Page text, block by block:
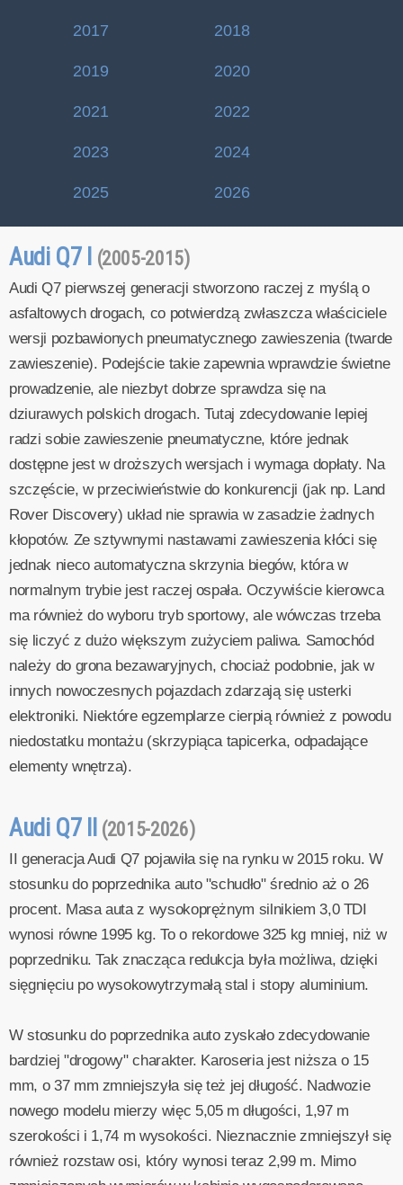
2017 2018
2019 2020
2021 2022
2023 2024
2025 2026
Audi Q7 I (2005-2015)
Audi Q7 pierwszej generacji stworzono raczej z myślą o
asfaltowych drogach, co potwierdzą zwłaszcza właściciele
wersji pozbawionych pneumatycznego zawieszenia (twarde
zawieszenie). Podejście takie zapewnia wprawdzie świetne
prowadzenie, ale niezbyt dobrze sprawdza się na
dziurawych polskich drogach. Tutaj zdecydowanie lepiej
radzi sobie zawieszenie pneumatyczne, które jednak
dostępne jest w droższych wersjach i wymaga dopłaty. Na
szczęście, w przeciwieństwie do konkurencji (jak np. Land
Rover Discovery) układ nie sprawia w zasadzie żadnych
kłopotów. Ze sztywnymi nastawami zawieszenia kłóci się
jednak nieco automatyczna skrzynia biegów, która w
normalnym trybie jest raczej ospała. Oczywiście kierowca
ma również do wyboru tryb sportowy, ale wówczas trzeba
się liczyć z dużo większym zużyciem paliwa. Samochód
należy do grona bezawaryjnych, chociaż podobnie, jak w
innych nowoczesnych pojazdach zdarzają się usterki
elektroniki. Niektóre egzemplarze cierpią również z powodu
niedostatku montażu (skrzypiąca tapicerka, odpadające
elementy wnętrza).
Audi Q7 II (2015-2026)
II generacja Audi Q7 pojawiła się na rynku w 2015 roku. W
stosunku do poprzednika auto "schudło" średnio aż o 26
procent. Masa auta z wysokoprężnym silnikiem 3,0 TDI
wynosi równe 1995 kg. To o rekordowe 325 kg mniej, niż w
poprzedniku. Tak znacząca redukcja była możliwa, dzięki
sięgnięciu po wysokowytrzymałą stal i stopy aluminium.
W stosunku do poprzednika auto zyskało zdecydowanie
bardziej "drogowy" charakter. Karoseria jest niższa o 15
mm, o 37 mm zmniejszyła się też jej długość. Nadwozie
nowego modelu mierzy więc 5,05 m długości, 1,97 m
szerokości i 1,74 m wysokości. Nieznacznie zmniejszył się
również rozstaw osi, który wynosi teraz 2,99 m. Mimo